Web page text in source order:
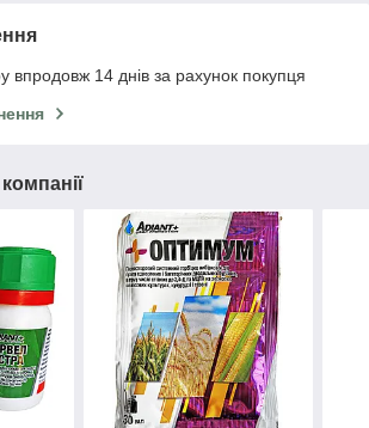
впродовж 14 днів за рахунок покупця